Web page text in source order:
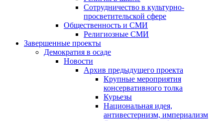
Сотрудничество в культурно-
просветительской сфере
Общественность и СМИ
Религиозные СМИ
Завершенные проекты
Демократия в осаде
Новости
Архив предыдущего проекта
Крупные мероприятия
консервативного толка
Курьезы
Национальная идея,
антивестернизм, империализм